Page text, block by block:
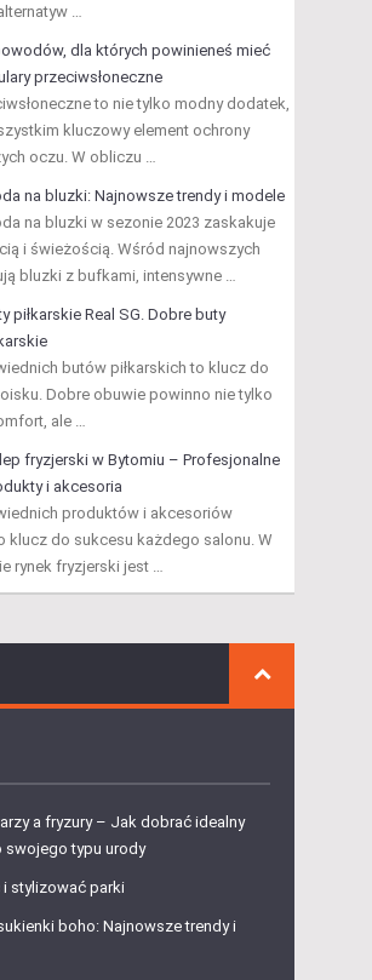
…
dla których powinieneś mieć
przeciwsłoneczne
to nie tylko modny dodatek,
kluczowy element ochrony
oczu. W obliczu …
na bluzki: Najnowsze trendy i modele
na bluzki w sezonie 2023 zaskakuje
i świeżością. Wśród najnowszych
bluzki z bufkami, intensywne …
piłkarskie Real SG. Dobre buty
butów piłkarskich to klucz do
Dobre obuwie powinno nie tylko
ale …
fryzjerski w Bytomiu – Profesjonalne
i akcesoria
produktów i akcesoriów
klucz do sukcesu każdego salonu. W
rynek fryzjerski jest …
a fryzury – Jak dobrać idealny
swojego typu urody
stylizować parki
boho: Najnowsze trendy i